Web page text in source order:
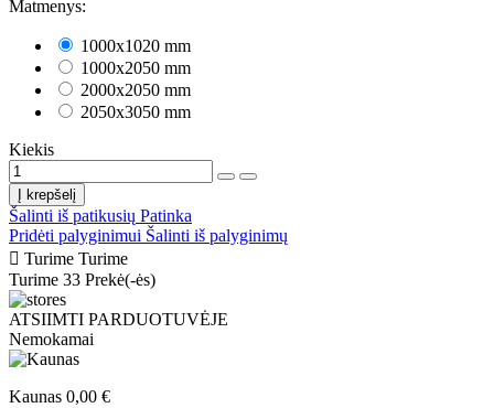
Matmenys:
1000x1020 mm
1000x2050 mm
2000x2050 mm
2050x3050 mm
Kiekis
Į krepšelį
Šalinti iš patikusių Patinka
Pridėti palyginimui Šalinti iš palyginimų
 Turime Turime
Turime 33 Prekė(-ės)
ATSIIMTI PARDUOTUVĖJE
Nemokamai
Kaunas 0,00 €